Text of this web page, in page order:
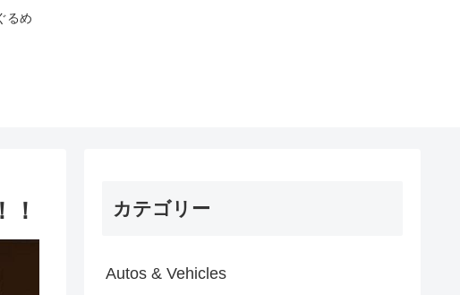
るめ
カテゴリー
Autos & Vehicles